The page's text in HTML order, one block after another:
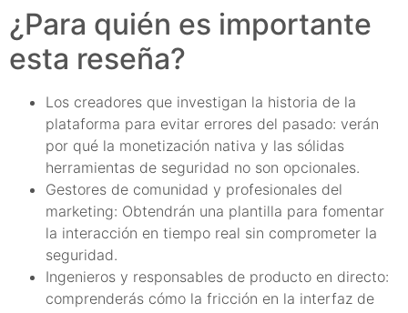
¿Para quién es importante
esta reseña?
Los creadores que investigan la historia de la
plataforma para evitar errores del pasado: verán
por qué la monetización nativa y las sólidas
herramientas de seguridad no son opcionales.
Gestores de comunidad y profesionales del
marketing: Obtendrán una plantilla para fomentar
la interacción en tiempo real sin comprometer la
seguridad.
Ingenieros y responsables de producto en directo:
comprenderás cómo la fricción en la interfaz de